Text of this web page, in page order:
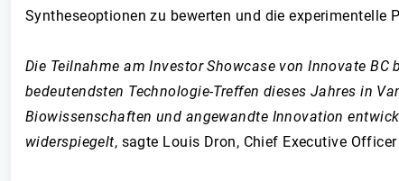
Syntheseoptionen zu bewerten und die experimentelle
Die Teilnahme am Investor Showcase von Innovate
bedeutendsten Technologie-Treffen dieses Jahres in
Biowissenschaften und angewandte Innovation
widerspiegelt, sagte Louis Dron, Chief Executive